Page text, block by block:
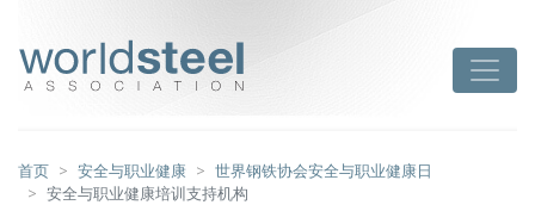
首页 安全与职业健康
世界钢铁协会安全与职业健康日
安全与职业健康培训支持机构